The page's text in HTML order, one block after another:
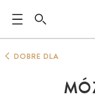
DOBRE DLA